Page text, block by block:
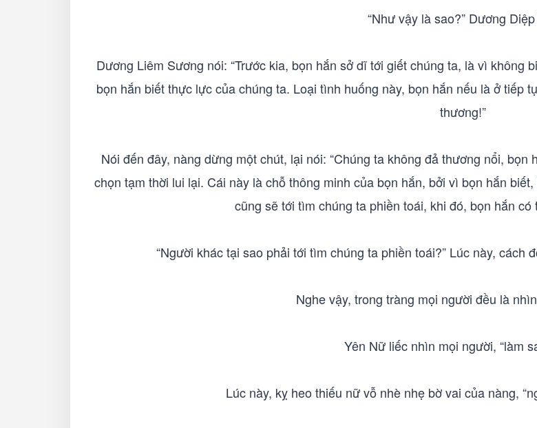
“Như vậy là sao?” Dương
Dương Liêm Sương nói: “Trước kia, bọn hắn sở dĩ tới giết chúng ta, là vì không
bọn hắn biết thực lực của chúng ta. Loại tình huống này, bọn hắn nếu là ở tiếp
thương!”
Nói đến đây, nàng dừng một chút, lại nói: “Chúng ta không đả thương nổi,
chọn tạm thời lui lại. Cái này là chỗ thông minh của bọn hắn, bởi vì bọn hắn
cũng sẽ tới tìm chúng ta phiền toái, khi đó, bọn hắn có
“Người khác tại sao phải tới tìm chúng ta phiền toái?” Lúc này, cách
Nghe vậy, trong tràng mọi người đều là
Yên Nữ liếc nhìn mọi người, “làm
Lúc này, kỵ heo thiếu nữ vỗ nhè nhẹ bờ vai của nàng,